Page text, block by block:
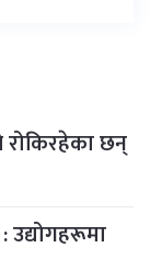
रोकिरहेका छन्
उद्योगहरूमा